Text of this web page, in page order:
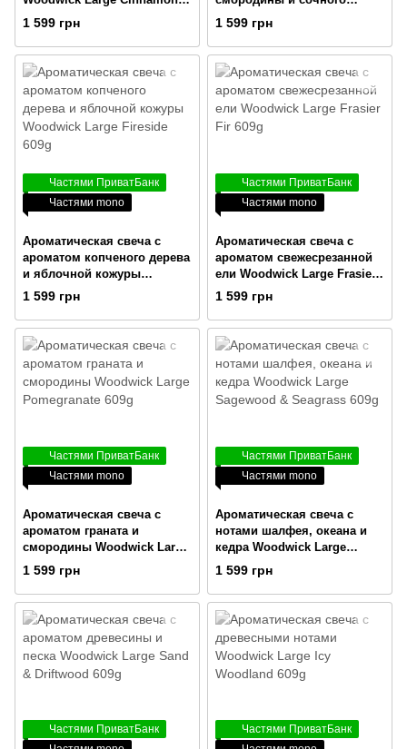
Chai 609g
1 599 грн
мандарина Woodwick Large
Currant 609g
1 599 грн
Частями ПриватБанк
Частями mono
Ароматическая свеча с
ароматом копченого дерева
и яблочной кожуры
Woodwick Large Fireside
1 599 грн
Частями ПриватБанк
Частями mono
Ароматическая свеча с
ароматом свежесрезанной
ели Woodwick Large Frasier
Fir 609g
1 599 грн
Частями ПриватБанк
Частями mono
Ароматическая свеча с
ароматом граната и
смородины Woodwick Large
Pomegranate 609g
1 599 грн
Частями ПриватБанк
Частями mono
Ароматическая свеча с
нотами шалфея, океана и
кедра Woodwick Large
Sagewood & Seagrass 609g
1 599 грн
Частями ПриватБанк
Частями ПриватБанк